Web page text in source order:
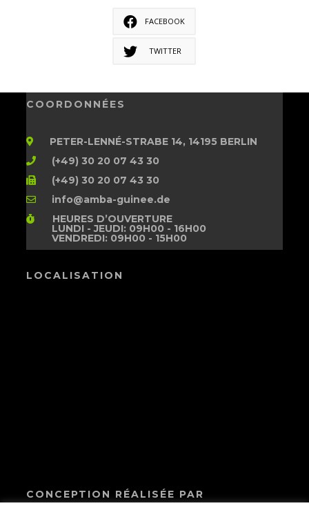
FACEBOOK
TWITTER
COORDONNÉES
PETER-LENNÉ-STRABE 14, 14195 BERLIN
(+49) 30 20 07 43 30
(+49) 30 20 07 43 30
info@amba-guinee.de
HEURES D’OUVERTURE
LUNDI - JEUDI: 09H00 - 16H00
VENDREDI: 09H00 - 15H00
LOCALISATION
CONCEPTION RÉALISÉE PAR